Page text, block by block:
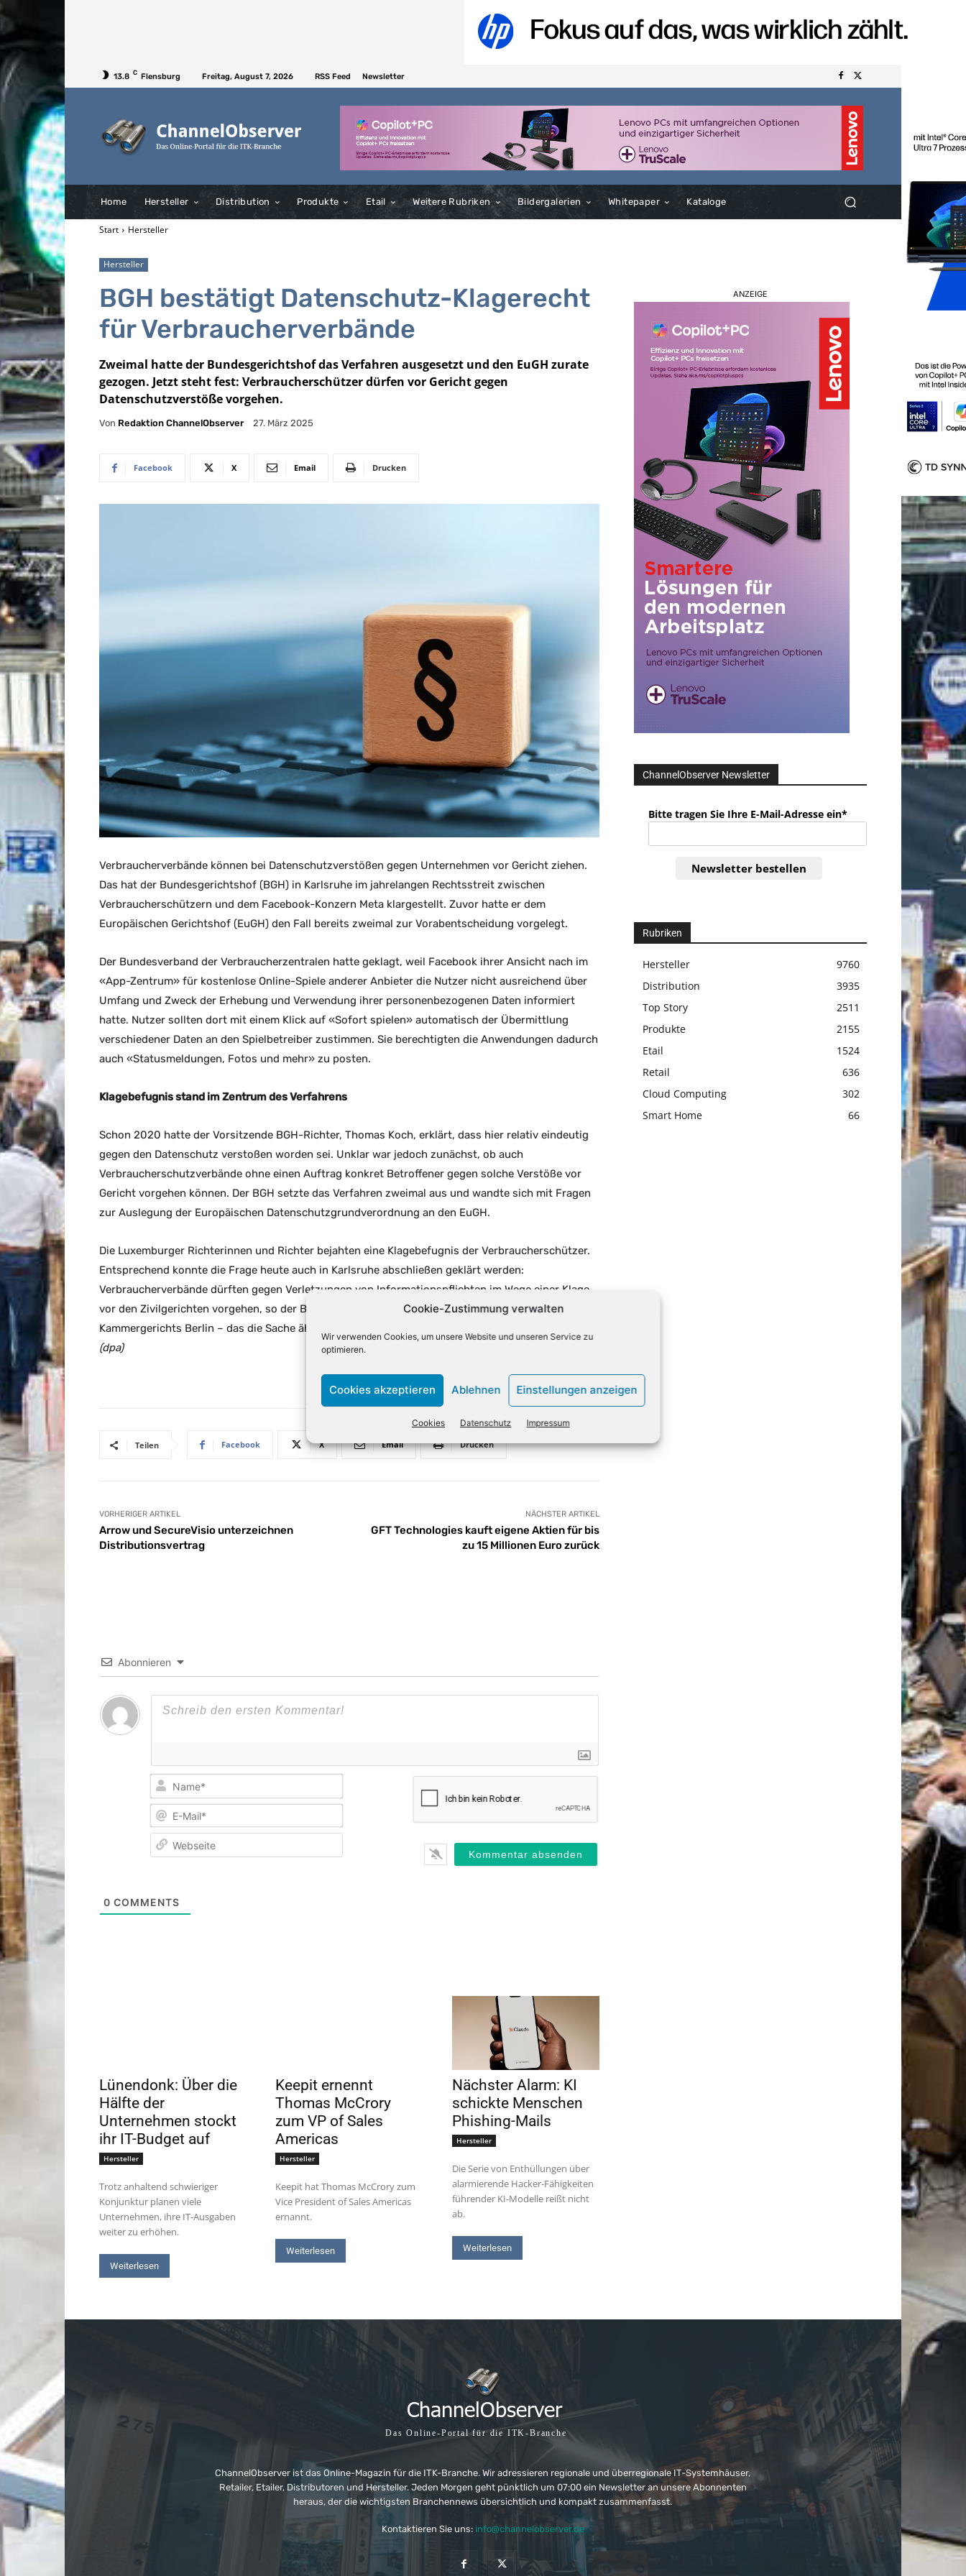
Cookie-Zustimmung verwalten
Wir verwenden Cookies, um unsere Website und unseren Service zu
optimieren.
Cookies akzeptieren Ablehnen Einstellungen anzeigen
Cookies Datenschutz Impressum
13.8 C Flensburg Freitag, August 7, 2026 RSS Feed Newsletter
Home Hersteller Distribution Produkte Etail Weitere Rubriken Bildergalerien Whitepaper Kataloge
Start Hersteller
Hersteller
BGH bestätigt Datenschutz-Klagerecht
für Verbraucherverbände
Zweimal hatte der Bundesgerichtshof das Verfahren ausgesetzt und den EuGH zurate
gezogen. Jetzt steht fest: Verbraucherschützer dürfen vor Gericht gegen
Datenschutzverstöße vorgehen.
Von Redaktion ChannelObserver 27. März 2025
Facebook X Email Drucken
Verbraucherverbände können bei Datenschutzverstößen gegen Unternehmen vor Gericht ziehen.
Das hat der Bundesgerichtshof (BGH) in Karlsruhe im jahrelangen Rechtsstreit zwischen
Verbraucherschützern und dem Facebook-Konzern Meta klargestellt. Zuvor hatte er dem
Europäischen Gerichtshof (EuGH) den Fall bereits zweimal zur Vorabentscheidung vorgelegt.
Der Bundesverband der Verbraucherzentralen hatte geklagt, weil Facebook ihrer Ansicht nach im
«App-Zentrum» für kostenlose Online-Spiele anderer Anbieter die Nutzer nicht ausreichend über
Umfang und Zweck der Erhebung und Verwendung ihrer personenbezogenen Daten informiert
hatte. Nutzer sollten dort mit einem Klick auf «Sofort spielen» automatisch der Übermittlung
verschiedener Daten an den Spielbetreiber zustimmen. Sie berechtigten die Anwendungen dadurch
auch «Statusmeldungen, Fotos und mehr» zu posten.
Klagebefugnis stand im Zentrum des Verfahrens
Schon 2020 hatte der Vorsitzende BGH-Richter, Thomas Koch, erklärt, dass hier relativ eindeutig
gegen den Datenschutz verstoßen worden sei. Unklar war jedoch zunächst, ob auch
Verbraucherschutzverbände ohne einen Auftrag konkret Betroffener gegen solche Verstöße vor
Gericht vorgehen können. Der BGH setzte das Verfahren zweimal aus und wandte sich mit Fragen
zur Auslegung der Europäischen Datenschutzgrundverordnung an den EuGH.
Die Luxemburger Richterinnen und Richter bejahten eine Klagebefugnis der Verbraucherschützer.
Entsprechend konnte die Frage heute auch in Karlsruhe abschließen geklärt werden:
Verbraucherverbände dürften gegen Verletzungen von Informationspflichten im Wege einer Klage
vor den Zivilgerichten vorgehen, so der BGH. Die Revision von Meta gegen ein Urteil des
Kammergerichts Berlin – das die Sache ähnlich gesehen hatte – blieb ohne Erfolg. (Az. I ZR 186/17)
(dpa)
Teilen Facebook X Email Drucken
VORHERIGER ARTIKEL
Arrow und SecureVisio unterzeichnen
Distributionsvertrag
NÄCHSTER ARTIKEL
GFT Technologies kauft eigene Aktien für bis
zu 15 Millionen Euro zurück
Abonnieren
Name*
E-
0 COMMENTS
Lünendonk: Über die
Hälfte der
Unternehmen stockt
ihr IT-Budget auf
Hersteller
Trotz anhaltend schwieriger
Konjunktur planen viele
Unternehmen, ihre IT-Ausgaben
weiter zu erhöhen.
Weiterlesen
Keepit ernennt
Thomas McCrory
zum VP of Sales
Americas
Hersteller
Keepit hat Thomas McCrory zum
Vice President of Sales Americas
ernannt.
Weiterlesen
Nächster Alarm: KI
schickte Menschen
Phishing-Mails
Hersteller
Die Serie von Enthüllungen über
alarmierende Hacker-Fähigkeiten
führender KI-Modelle reißt nicht
ab.
Weiterlesen
ANZEIGE
ChannelObserver Newsletter
Bitte tragen Sie Ihre E-Mail-Adresse ein*
Newsletter bestellen
Rubriken
Hersteller
9760
Distribution
3935
Top Story
2511
Produkte
2155
Etail
1524
Retail
636
Cloud Computing
302
Smart Home
66
Das Online-Portal für die ITK-Branche
ChannelObserver ist das Online-Magazin für die ITK-Branche. Wir adressieren regionale und überregionale IT-Systemhäuser,
Retailer, Etailer, Distributoren und Hersteller. Jeden Morgen geht pünktlich um 07:00 ein Newsletter an unsere Abonnenten
heraus, der die wichtigsten Branchennews übersichtlich und kompakt zusammenfasst.
Kontaktieren Sie uns: info@channelobserver.de